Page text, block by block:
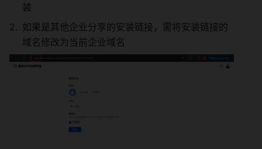
装
如果是其他企业分享的安装链接，需将安装链接的
域名修改为当前企业域名